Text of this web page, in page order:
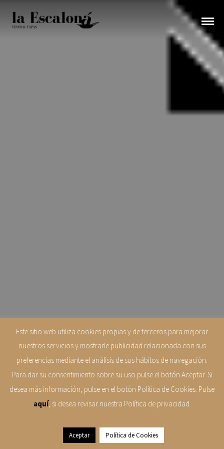
Este sitio web utiliza cookies propias y de terceros para mejorar
nuestros servicios y mostrarle publicidad relacionada con sus
preferencias mediante el análisis de sus hábitos de navegación.
Para dar su consentimiento sobre su uso pulse el botón Aceptar. Si
desea más información, pulse en el botón Política de Cookies. Pulse
aquí, si desea revisar nuestra Política de privacidad.
Aceptar Política de Cookies